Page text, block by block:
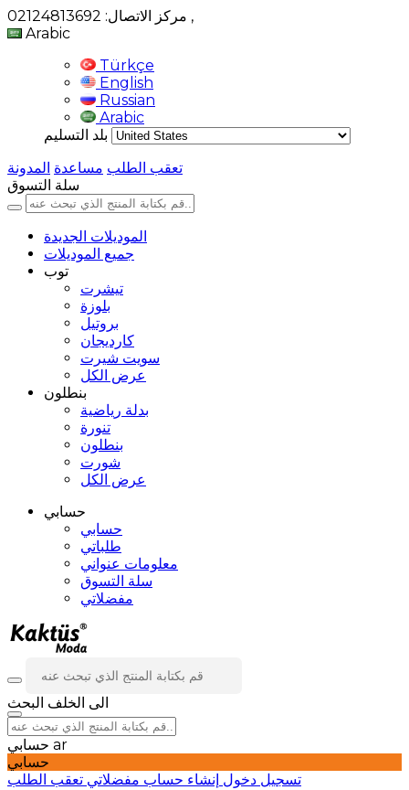
,
Arabic
Türkçe
English
Russian
Arabic
بلد التسليم
تعقب الطلب مساعدة المدونة
سلة التسوق
الموديلات الجديدة
جميع الموديلات
توب
تيشرت
بلوزة
بروتيل
كارديجان
سويت شيرت
عرض الكل
بنطلون
بدلة رياضية
تنورة
بنطلون
شورت
عرض الكل
حسابي
حسابي
طلباتي
معلومات عنواني
سلة التسوق
مفضلاتي
الى الخلف البحث
ar
حسابي
تسجيل دخول إنشاء حساب مفضلاتي تعقب الطلب